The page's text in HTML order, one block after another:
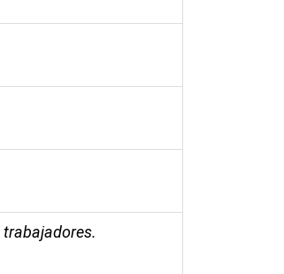
trabajadores.